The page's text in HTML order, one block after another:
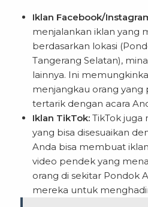
Iklan Facebook/
menjalankan iklan yang
berdasarkan lokasi
Tangerang Selatan),
lainnya. Ini
menjangkau orang yang
tertarik dengan acara
Iklan TikTok: TikTok juga
yang bisa disesuaikan
Anda bisa membuat
video pendek yang
orang di sekitar Pondok
mereka untuk